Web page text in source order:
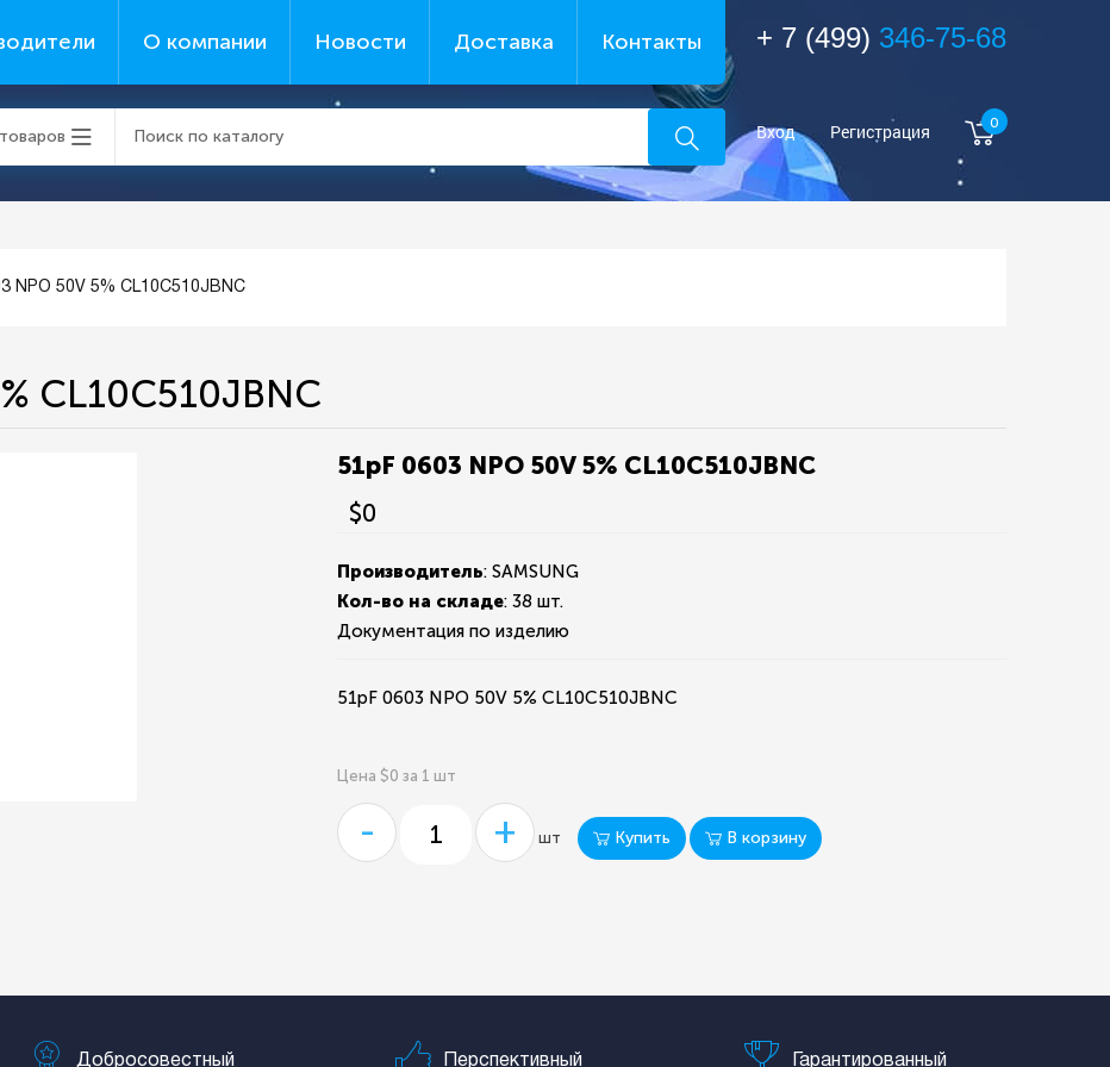
О компании Новости Доставка Контакты + 7 (499) 346-75-68
Вход Регистрация 0
NPO 50V 5% CL10C510JBNC
CL10C510JBNC
51pF 0603 NPO 50V 5% CL10C510JBNC
$0
Производитель: SAMSUNG
Кол-во на складе:38 шт.
Документация по изделию
51pF 0603 NPO 50V 5% CL10C510JBNC
Цена $0 за 1 шт
- + шт Купить В корзину
Добросовестный Перспективный Гарантированный